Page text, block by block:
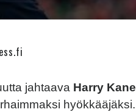
jahtaava Harry Kane
hyökkääjäksi.